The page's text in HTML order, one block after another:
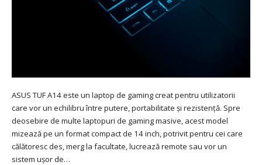
ASUS TUF A14 este un laptop de gaming creat pentru utilizatorii
care vor un echilibru între putere, portabilitate și rezistență. Spre
deosebire de multe laptopuri de gaming masive, acest model
mizează pe un format compact de 14 inch, potrivit pentru cei care
călătoresc des, merg la facultate, lucrează remote sau vor un
sistem ușor de…